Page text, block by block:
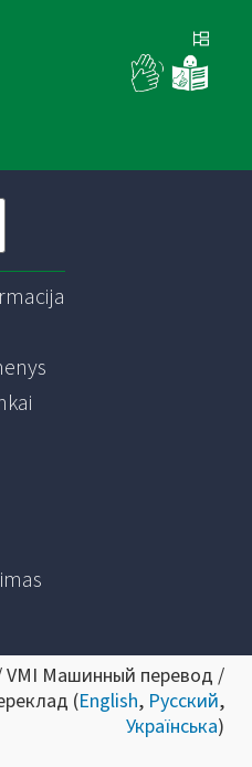
VMI Машинный перевод /
(English, Русский,
Українська)